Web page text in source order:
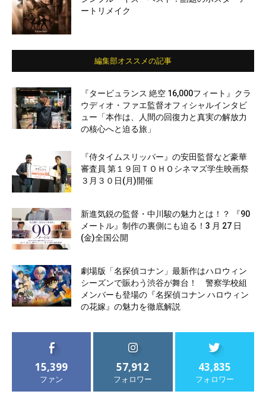
ートリメイク
編集部オススメの記事
『タービュランス 絶空 16,000フィート』クラ
ウディオ・ファエ監督オフィシャルインタビ
ュー「本作は、人間の回復力と真実の解放力
の核心へと迫る旅」
『侍タイムスリッパー』の安田監督など豪華
審査員 第１９回ＴＯＨＯシネマズ学生映画祭
３月３０日(月)開催
新進気鋭の監督・中川駿の魅力とは！？ 『90
メートル』制作の裏側にも迫る！3 月 27 日
(金)全国公開
劇場版「名探偵コナン」最新作はハロウィン
シーズンで賑わう渋谷が舞台！ 警察学校組
メンバーも登場の『名探偵コナン ハロウィン
の花嫁』の魅力を徹底解説
15,399
ファン
57,912
フォロワー
43,835
フォロワー